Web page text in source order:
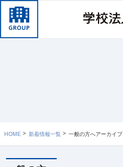
HOME 新着情報一覧 一般の方へアーカイブ